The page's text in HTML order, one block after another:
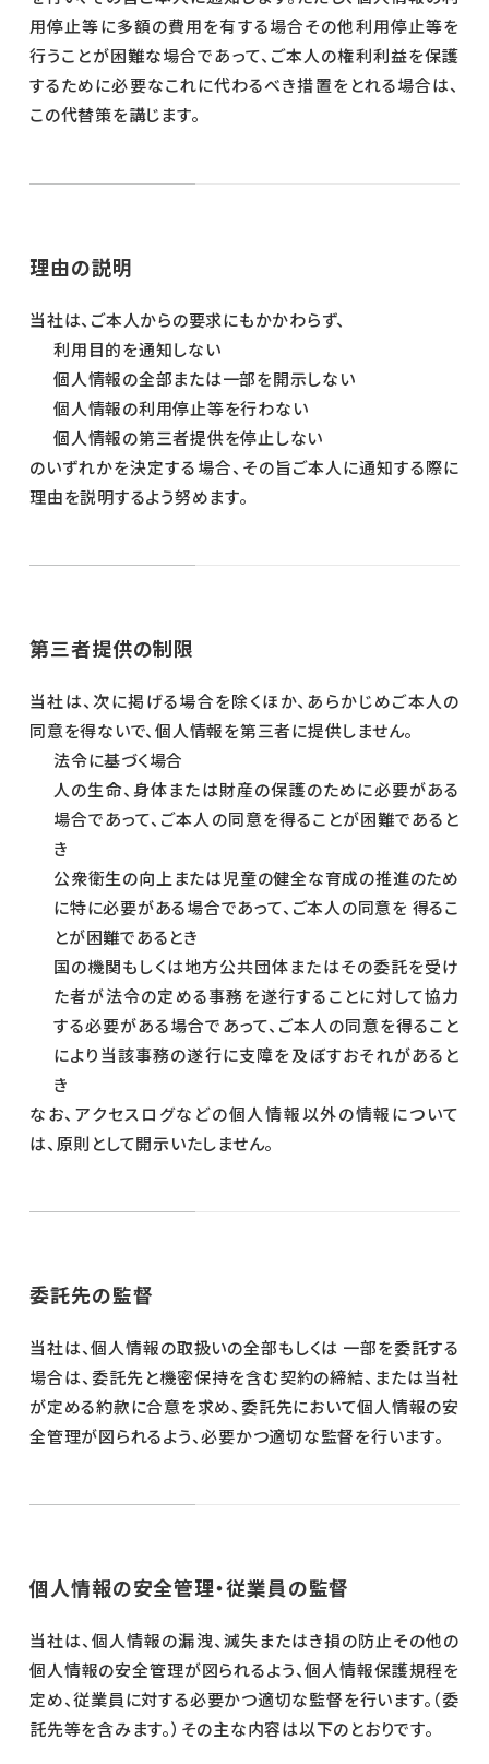
用停止等に多額の費用を有する場合その他利用停止等を
行うことが困難な場合であって、ご本人の権利利益を保護
するために必要なこれに代わるべき措置をとれる場合は、
この代替策を講じます。
理由の説明
当社は、ご本人からの要求にもかかわらず、
利用目的を通知しない
個人情報の全部または一部を開示しない
個人情報の利用停止等を行わない
個人情報の第三者提供を停止しない
のいずれかを決定する場合、その旨ご本人に通知する際に
理由を説明するよう努めます。
第三者提供の制限
当社は、次に掲げる場合を除くほか、あらかじめご本人の
同意を得ないで、個人情報を第三者に提供しません。
法令に基づく場合
人の生命、身体または財産の保護のために必要がある
場合であって、ご本人の同意を得ることが困難であると
き
公衆衛生の向上または児童の健全な育成の推進のため
に特に必要がある場合であって、ご本人の同意を 得るこ
とが困難であるとき
国の機関もしくは地方公共団体またはその委託を受け
た者が法令の定める事務を遂行することに対して協力
する必要がある場合であって、ご本人の同意を得ること
により当該事務の遂行に支障を及ぼすおそれがあると
き
なお、アクセスログなどの個人情報以外の情報について
は、原則として開示いたしません。
委託先の監督
当社は、個人情報の取扱いの全部もしくは 一部を委託する
場合は、委託先と機密保持を含む契約の締結、または当社
が定める約款に合意を求め、委託先において個人情報の安
全管理が図られるよう、必要かつ適切な監督を行います。
個人情報の安全管理・従業員の監督
当社は、個人情報の漏洩、滅失またはき損の防止その他の
個人情報の安全管理が図られるよう、個人情報保護規程を
定め、従業員に対する必要かつ適切な監督を行います。（委
託先等を含みます。）その主な内容は以下のとおりです。